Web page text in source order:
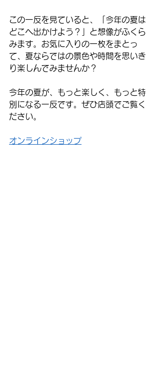
この一反を見ていると、「今年の夏は
どこへ出かけよう？」と想像がふくら
みます。お気に入りの一枚をまとっ
て、夏ならではの景色や時間を思いき
り楽しんでみませんか？
今年の夏が、もっと楽しく、もっと特
別になる一反です。ぜひ店頭でご覧く
ださい。
オンラインショップ